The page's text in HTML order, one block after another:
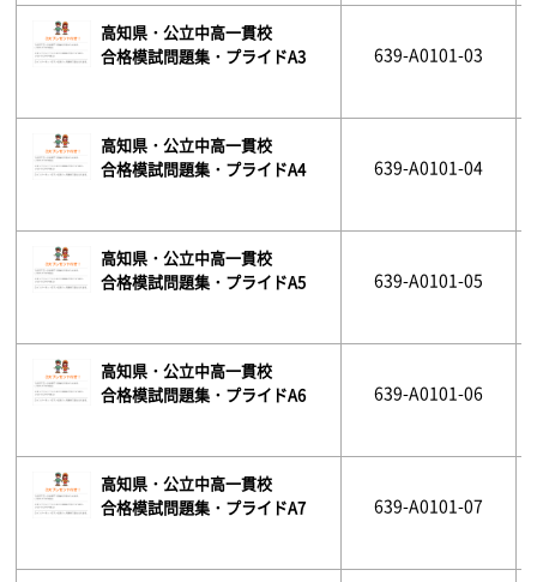
高知県・公立中高一貫校
合格模試問題集・プライドA3
639-A0101-03
高知県・公立中高一貫校
合格模試問題集・プライドA4
639-A0101-04
高知県・公立中高一貫校
合格模試問題集・プライドA5
639-A0101-05
高知県・公立中高一貫校
合格模試問題集・プライドA6
639-A0101-06
高知県・公立中高一貫校
合格模試問題集・プライドA7
639-A0101-07